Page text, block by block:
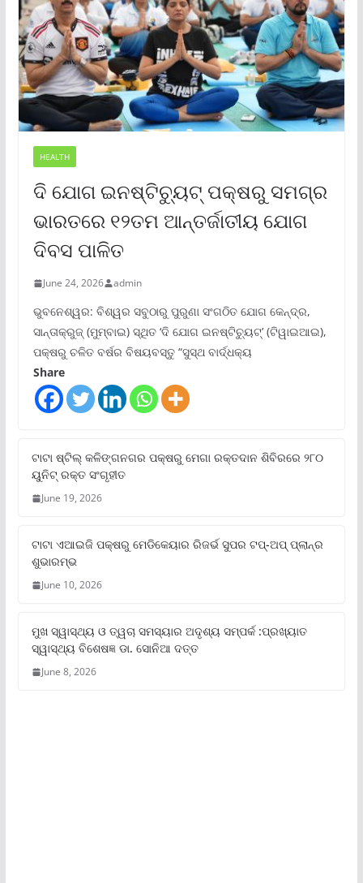
HEALTH
ଦି ଯୋଗ ଇନଷ୍ଟିଚ୍ୟୁଟ୍ ପକ୍ଷରୁ ସମଗ୍ର
ଭାରତରେ ୧୨ତମ ଆନ୍ତର୍ଜାତୀୟ ଯୋଗ
ଦିବସ ପାଳିତ
June 24, 2026 admin
ଭୁବନେଶ୍ୱର: ବିଶ୍ୱର ସବୁଠାରୁ ପୁରୁଣା ସଂଗଠିତ ଯୋଗ କେନ୍ଦ୍ର,
ସାନ୍ତାକ୍ରୁଜ୍ (ମୁମ୍ବାଇ) ସ୍ଥିତ ‘ଦି ଯୋଗ ଇନଷ୍ଟିଚ୍ୟୁଟ୍‌’ (ଟିୱାଇଆଇ),
ପକ୍ଷରୁ ଚଳିତ ବର୍ଷର ବିଷୟବସ୍ତୁ “ସୁସ୍ଥ ବାର୍ଦ୍ଧକ୍ୟ
Share
ଟାଟା ଷ୍ଟିଲ୍‌ କଳିଙ୍ଗନଗର ପକ୍ଷରୁ ମେଗା ରକ୍ତଦାନ ଶିବିରରେ ୨୮୦
ୟୁନିଟ୍‌ ରକ୍ତ ସଂଗୃହୀତ
June 19, 2026
ଟାଟା ଏଆଇଜି ପକ୍ଷରୁ ମେଡିକେୟାର ରିଜର୍ଭ ସୁପର ଟପ୍‌-ଅପ୍ ପ୍ଲାନ୍‌ର
ଶୁଭାରମ୍ଭ
June 10, 2026
ମୁଖ ସ୍ୱାସ୍ଥ୍ୟ ଓ ତ୍ୱଚା ସମସ୍ୟାର ଅଦୃଶ୍ୟ ସମ୍ପର୍କ :ପ୍ରଖ୍ୟାତ
ସ୍ୱାସ୍ଥ୍ୟ ବିଶେଷଜ୍ଞ ଡା. ସୋନିଆ ଦତ୍ତ
June 8, 2026